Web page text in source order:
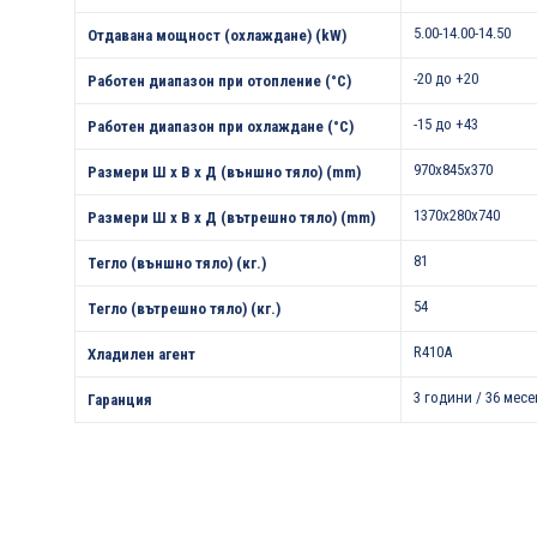
Отдавана мощност (охлаждане) (kW) 5.00-14.00-14.50
Работен диапазон при отопление (°С) -20 до +20
Работен диапазон при охлаждане (°С) -15 до +43
Размери Ш х В х Д (външно тяло) (mm) 970x845x370
Размери Ш х В х Д (вътрешно тяло) (mm) 1370x280x740
Тегло (външно тяло) (кг.) 81
Тегло (вътрешно тяло) (кг.) 54
Хладилен агент R410A
Гаранция 3 години / 36